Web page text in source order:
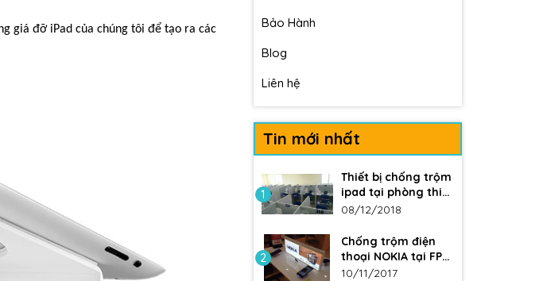
giá đỡ iPad của chúng tôi để tạo ra các
Bảo Hành
Blog
Liên hệ
Tin mới nhất
1
Thiết bị chống trộm
ipad tại phòng thi
ĐH Y
08/12/2018
2
Chống trộm điện
thoại NOKIA tại FPT
Shop
10/11/2017